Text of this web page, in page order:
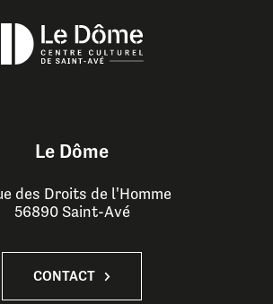
Le Dôme
des Droits de l'Homme
56890 Saint-Avé
CONTACT